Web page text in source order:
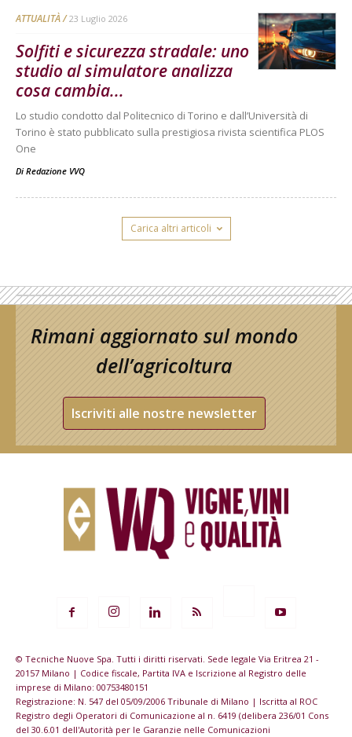
ATTUALITÀ 23 Luglio 2026
Solfiti e sicurezza stradale: uno
studio al simulatore analizza
cosa cambia...
Lo studio condotto dal Politecnico di Torino e dall’Università di
Torino è stato pubblicato sulla prestigiosa rivista scientifica PLOS
One
Di Redazione VVQ
Carica altri articoli
Rimani aggiornato sul mondo
dell’agricoltura
Iscriviti alle nostre newsletter
© Tecniche Nuove Spa. Tutti i diritti riservati. Sede legale Via Eritrea 21 -
20157 Milano | Codice fiscale, Partita IVA e Iscrizione al Registro delle
imprese di Milano: 00753480151
Registrazione: N. 547 del 05/09/2006 Tribunale di Milano | Iscritta al ROC
Registro degli Operatori di Comunicazione al n. 6419 (delibera 236/01 Cons
del 30.6.01 dell'Autorità per le Garanzie nelle Comunicazioni